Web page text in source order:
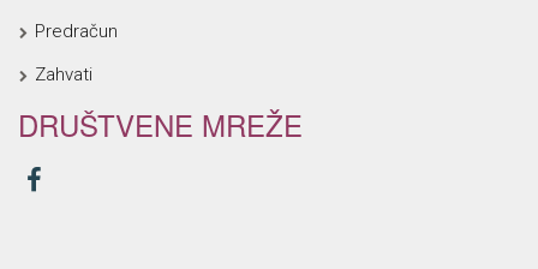
Predračun
Zahvati
DRUŠTVENE MREŽE